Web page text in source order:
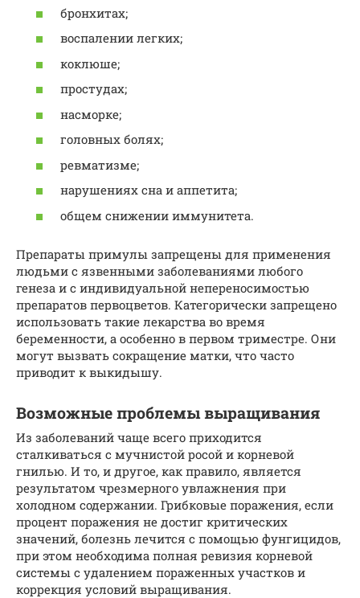
бронхитах;
воспалении легких;
коклюше;
простудах;
насморке;
головных болях;
ревматизме;
нарушениях сна и аппетита;
общем снижении иммунитета.
Препараты примулы запрещены для применения
людьми с язвенными заболеваниями любого
генеза и с индивидуальной непереносимостью
препаратов первоцветов. Категорически запрещено
использовать такие лекарства во время
беременности, а особенно в первом триместре. Они
могут вызвать сокращение матки, что часто
приводит к выкидышу.
Возможные проблемы выращивания
Из заболеваний чаще всего приходится
сталкиваться с мучнистой росой и корневой
гнилью. И то, и другое, как правило, является
результатом чрезмерного увлажнения при
холодном содержании. Грибковые поражения, если
процент поражения не достиг критических
значений, болезнь лечится с помощью фунгицидов,
при этом необходима полная ревизия корневой
системы с удалением пораженных участков и
коррекция условий выращивания.